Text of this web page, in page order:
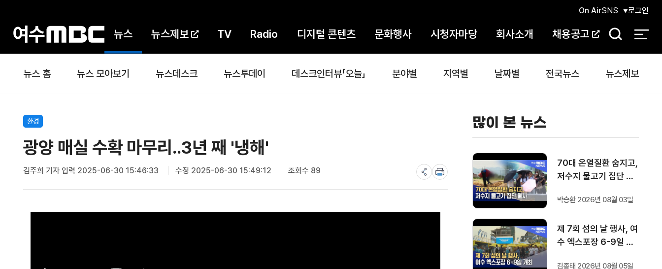
뉴스 뉴스제보 TV Radio 디지털 콘텐츠 문화행사 시청자마당 회사소개 채용공고
On AirSNS 로그인
검
뉴스 홈 뉴스 모아보기 뉴스데스크 뉴스투데이 데스크인터뷰「오늘」 분야별 지역별 날짜별 전국뉴스 뉴스제보
환경
광양 매실 수확 마무리..3년 째 '냉해'
김주희 기자입력 2025-06-30 15:46:33 수정 2025-06-30 15:49:12 조회수 89
많이 본 뉴스
70대 온열질환 숨지고,
저수지 물고기 집단 폐
박승환 2026년 08월 03일
제 7회 섬의 날 행사, 여
수 엑스포장 6-9일 개
김종태 2026년 08월 05일